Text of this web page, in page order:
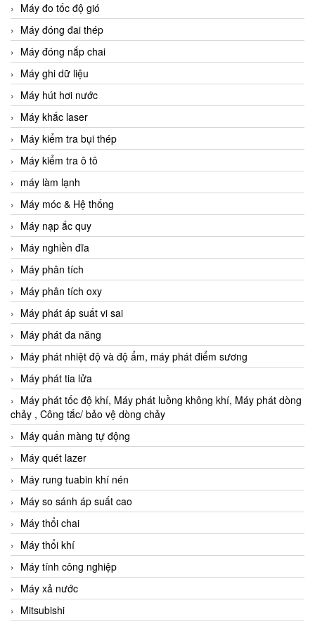
Máy đo tốc độ gió
Máy đóng đai thép
Máy đóng nắp chai
Máy ghi dữ liệu
Máy hút hơi nước
Máy khắc laser
Máy kiểm tra bụi thép
Máy kiểm tra ô tô
máy làm lạnh
Máy móc & Hệ thống
Máy nạp ắc quy
Máy nghiền đĩa
Máy phân tích
Máy phân tích oxy
Máy phát áp suất vi sai
Máy phát đa năng
Máy phát nhiệt độ và độ ẩm, máy phát điểm sương
Máy phát tia lửa
Máy phát tốc độ khí, Máy phát luồng không khí, Máy phát dòng
chảy , Công tắc/ bảo vệ dòng chảy
Máy quấn màng tự động
Máy quét lazer
Máy rung tuabin khí nén
Máy so sánh áp suất cao
Máy thổi chai
Máy thổi khí
Máy tính công nghiệp
Máy xả nước
Mitsubishi